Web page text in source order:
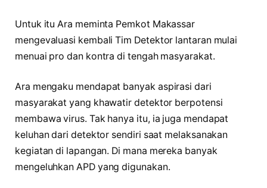
Untuk itu Ara meminta Pemkot Makassar
mengevaluasi kembali Tim Detektor lantaran mulai
menuai pro dan kontra di tengah masyarakat.
Ara mengaku mendapat banyak aspirasi dari
masyarakat yang khawatir detektor berpotensi
membawa virus. Tak hanya itu, ia juga mendapat
keluhan dari detektor sendiri saat melaksanakan
kegiatan di lapangan. Di mana mereka banyak
mengeluhkan APD yang digunakan.